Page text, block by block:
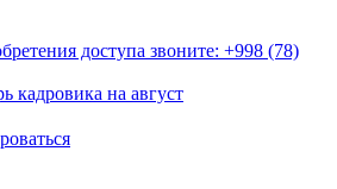
доступа звоните: +998 (78)
кадровика на август